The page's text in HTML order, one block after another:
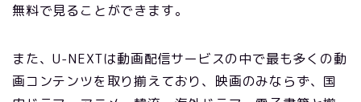
無料で見ることができます。
また、U-NEXTは動画配信サービスの中で最も多くの動
画コンテンツを取り揃えており、映画のみならず、国